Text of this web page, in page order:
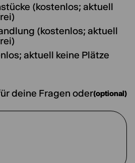
(kostenlos; aktuell
(kostenlos; aktuell
aktuell keine Plätze
deine Fragen oder(optional)